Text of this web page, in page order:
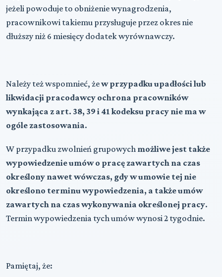
jeżeli powoduje to obniżenie wynagrodzenia,
pracownikowi takiemu przysługuje przez okres nie
dłuższy niż 6 miesięcy dodatek wyrównawczy.
Należy też wspomnieć, żew przypadku upadłości lub
likwidacji pracodawcy ochrona pracowników
wynkająca z art. 38, 39 i 41 kodeksu pracy nie ma w
ogóle zastosowania.
W przypadku zwolnień grupowych możliwe jest także
wypowiedzenie umów o pracę zawartych na czas
określony nawet wówczas, gdy w umowie tej nie
określono terminu wypowiedzenia, a także umów
zawartych na czas wykonywania określonej pracy.
Termin wypowiedzenia tych umów wynosi 2 tygodnie.
Pamiętaj, że: